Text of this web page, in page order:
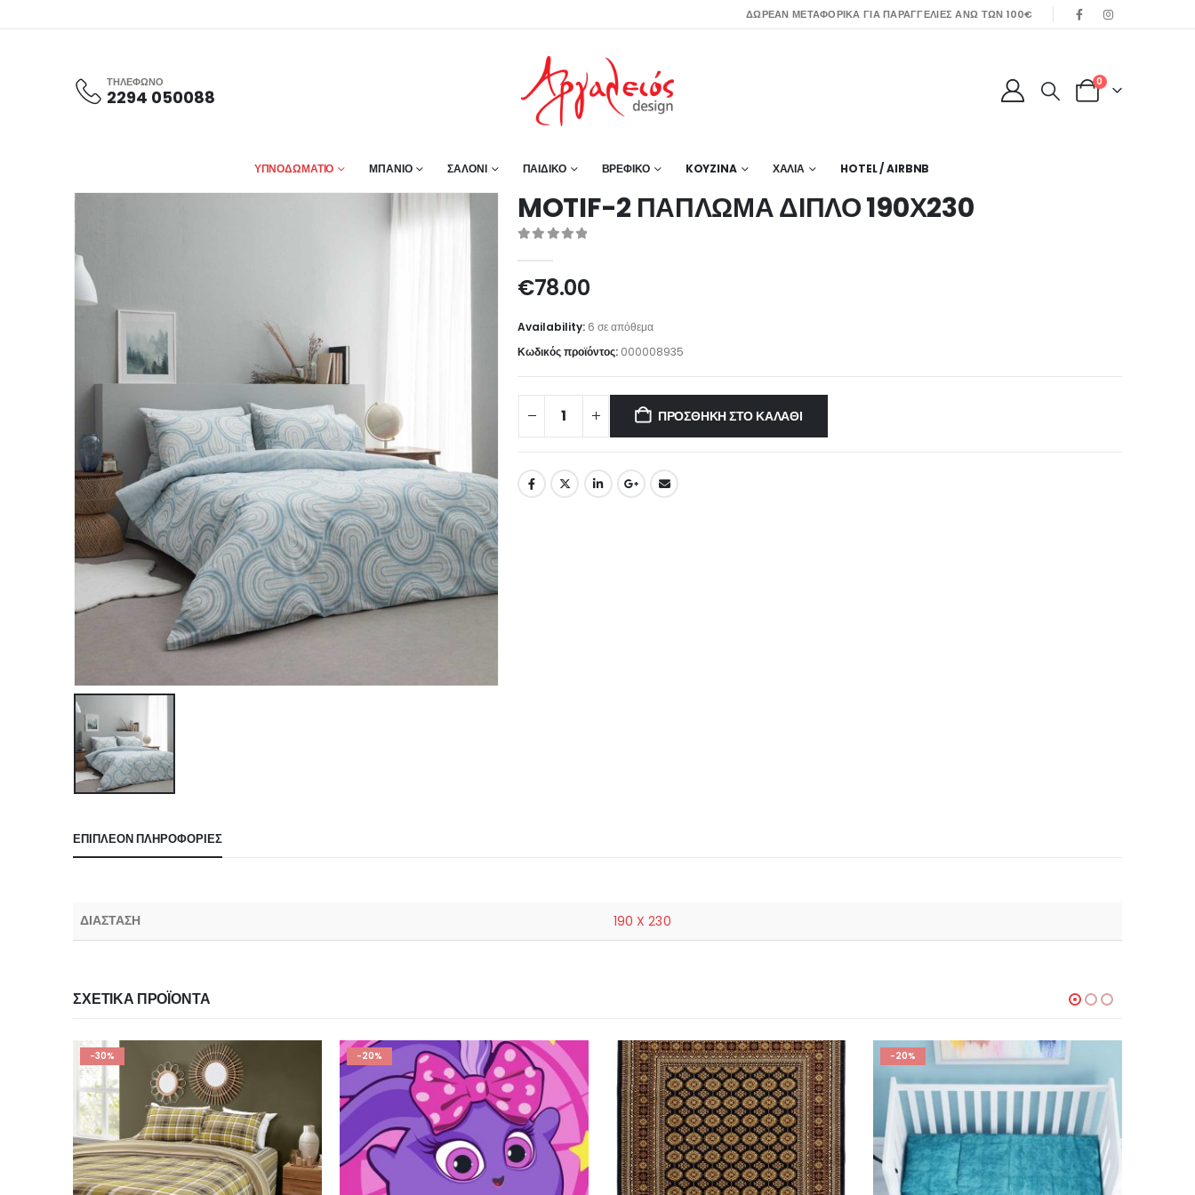
ΔΩΡΕΑΝ ΜΕΤΑΦΟΡΙΚΑ ΓΙΑ ΠΑΡΑΓΓΕΛΙΕΣ ΑΝΩ ΤΩΝ 100€
ΤΗΛΕΦΩΝΟ
2294 050088
0
ΥΠΝΟΔΩΜΑΤΙΟ ΜΠΑΝΙΟ ΣΑΛΟΝΙ ΠΑΙΔΙΚΟ ΒΡΕΦΙΚΟ KOYZINA ΧΑΛΙΑ HOTEL / AIRBNB
MOTIF-2 ΠΑΠΛΩΜΑ ΔΙΠΛΟ 190Χ230
€78.00
Availability: 6 σε απόθεμα
Κωδικός προϊόντος: 000008935
ΠΡΟΣΘΉΚΗ ΣΤΟ ΚΑΛΆΘΙ
ΕΠΙΠΛΈΟΝ ΠΛΗΡΟΦΟΡΊΕΣ
ΔΙΑΣΤΑΣΗ 190 X 230
ΣΧΕΤΙΚΆ ΠΡΟΪΌΝΤΑ
-20% -20%